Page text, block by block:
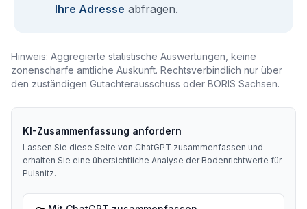
Ihre Adresse abfragen.
Hinweis: Aggregierte statistische Auswertungen, keine
zonenscharfe amtliche Auskunft. Rechtsverbindlich nur über
den zuständigen Gutachterausschuss oder BORIS Sachsen.
KI-Zusammenfassung anfordern
Lassen Sie diese Seite von ChatGPT zusammenfassen und
erhalten Sie eine übersichtliche Analyse der Bodenrichtwerte für
Pulsnitz.